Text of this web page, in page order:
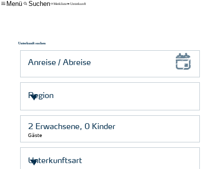
Menü Suchen Merkliste Unterkunft
Unterkunft suchen
Gäste